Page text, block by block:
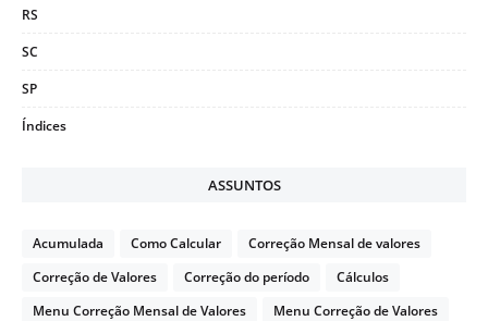
RS
SC
SP
Índices
ASSUNTOS
Acumulada Como Calcular
Correção Mensal de valores
Correção de Valores
Correção do período
Cálculos
Menu Correção Mensal de Valores
Menu Correção de Valores